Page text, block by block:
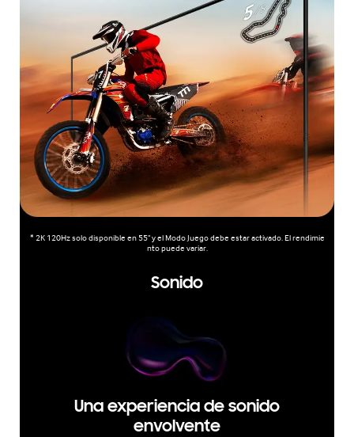
* 2K 120Hz solo disponible en 55" y el Modo Juego debe estar activado. El rendimie
nto puede variar.
Sonido
Una experiencia de sonido
envolvente